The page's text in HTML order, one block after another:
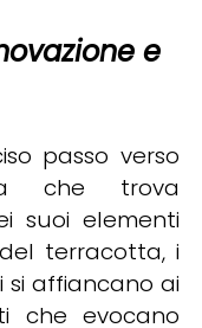
e
passo verso
che trova
suoi elementi
terracotta, i
si affiancano ai
che evocano